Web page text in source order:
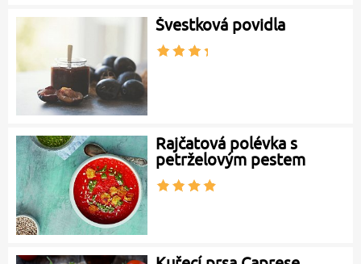
Švestková povidla
Rajčatová polévka s
petrželovým pestem